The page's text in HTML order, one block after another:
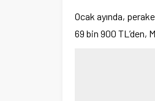
Ocak ayında,
69 bin 900 TL’den,